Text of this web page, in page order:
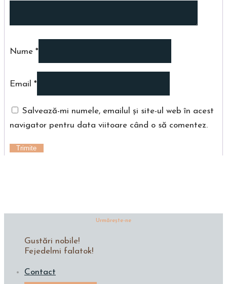
Nume *
Email *
Salvează-mi numele, emailul și site-ul web în acest
navigator pentru data viitoare când o să comentez.
Urmăreşte-ne
Gustări nobile!
Fejedelmi falatok!
Contact